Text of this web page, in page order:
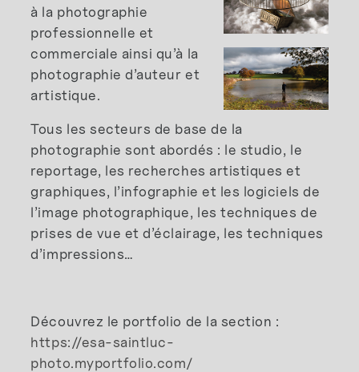
à la photographie
professionnelle et
commerciale ainsi qu’à la
photographie d’auteur et
artistique.
Tous les secteurs de base de la
photographie sont abordés : le studio, le
reportage, les recherches artistiques et
graphiques, l’infographie et les logiciels de
l’image photographique, les techniques de
prises de vue et d’éclairage, les techniques
d’impressions…
Découvrez le portfolio de la section :
https://esa-saintluc-
photo.myportfolio.com/